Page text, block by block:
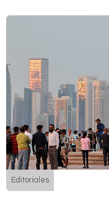
Editoriales